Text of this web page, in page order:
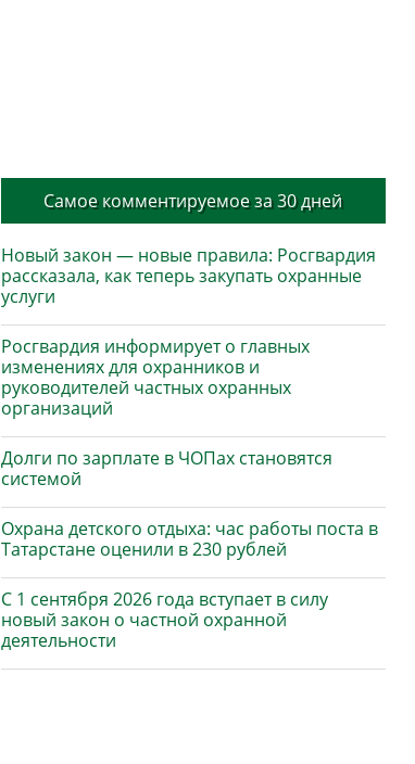
Самое комментируемое за 30 дней
Новый закон — новые правила: Росгвардия
рассказала, как теперь закупать охранные
услуги
Росгвардия информирует о главных
изменениях для охранников и
руководителей частных охранных
организаций
Долги по зарплате в ЧОПах становятся
системой
Охрана детского отдыха: час работы поста в
Татарстане оценили в 230 рублей
С 1 сентября 2026 года вступает в силу
новый закон о частной охранной
деятельности